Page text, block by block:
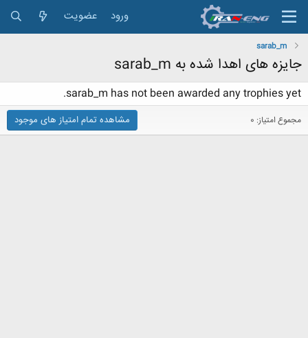
ورود عضویت
sarab_m
جایزه های اهدا شده به sarab_m
sarab_m has not been awarded any trophies yet.
مجموع امتیاز: 0 مشاهده تمام امتیاز های موجود